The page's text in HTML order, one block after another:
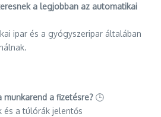
a legjobban az automatikai
ipar és a gyógyszeripar általában
munkarend a fizetésre? 🕒
és a túlórák jelentős